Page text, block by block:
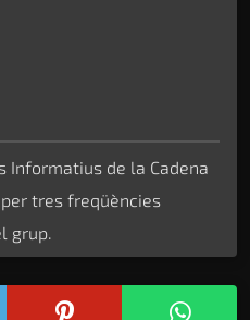
Informatius de la Cadena
tres freqüències
grup.